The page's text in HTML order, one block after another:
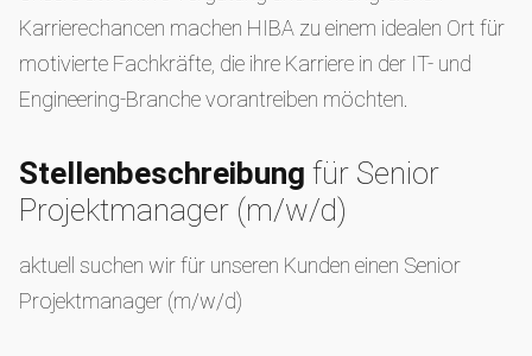
Karrierechancen machen HIBA zu einem idealen Ort für
motivierte Fachkräfte, die ihre Karriere in der IT- und
Engineering-Branche vorantreiben möchten.
Stellenbeschreibung für Senior
Projektmanager (m/w/d)
aktuell suchen wir für unseren Kunden einen Senior
Projektmanager (m/w/d)